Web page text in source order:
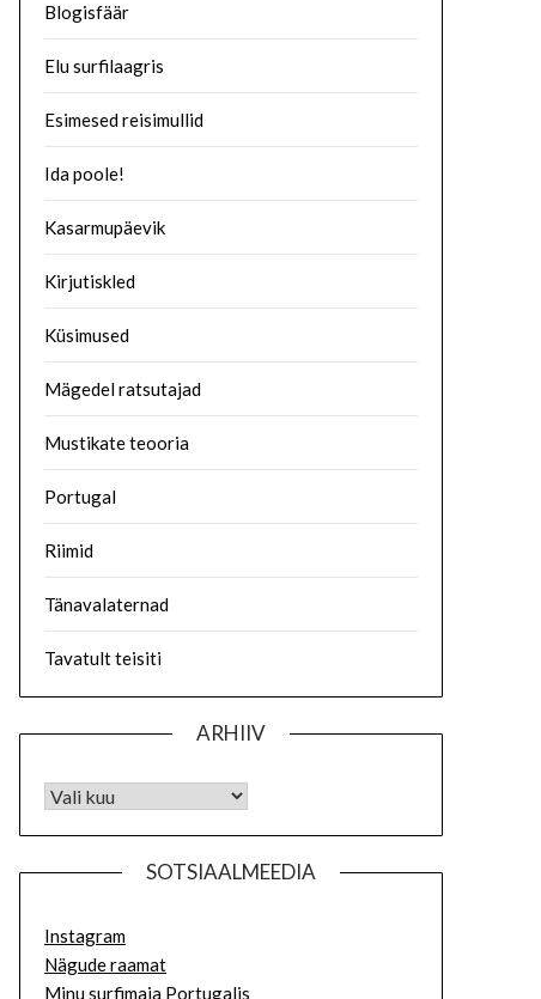
Blogisfäär
Elu surfilaagris
Esimesed reisimullid
Ida poole!
Kasarmupäevik
Kirjutiskled
Küsimused
Mägedel ratsutajad
Mustikate teooria
Portugal
Riimid
Tänavalaternad
Tavatult teisiti
ARHIIV
SOTSIAALMEEDIA
Instagram
Nägude raamat
Minu surfimaja Portugalis